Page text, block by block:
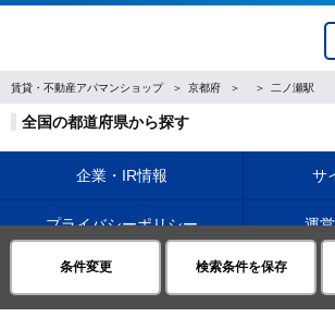
条件変更 検索条件を保存
賃貸・不動産アパマンショップ 京都府 二ノ瀬駅
全国の都道府県から探す
企業・IR情報 サ
プライバシーポリシー 運
©APAMAN Co.,Ltd.